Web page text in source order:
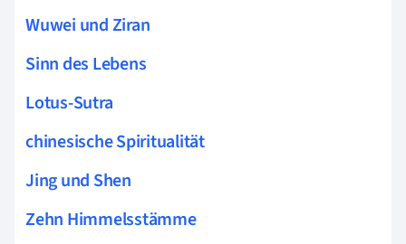
Wuwei und Ziran
Sinn des Lebens
Lotus-Sutra
chinesische Spiritualität
Jing und Shen
Zehn Himmelsstämme